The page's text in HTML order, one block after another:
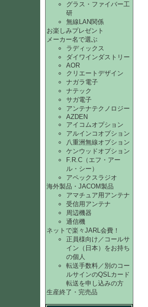
グラス・ファイバー工
研
無線LAN関係
お楽しみプレゼント
メーカー名で選ぶ
ラディックス
ダイワインダストリー
AOR
クリエートデザイン
ナガラ電子
ナテック
サガ電子
アンテナテクノロジー
AZDEN
アイコムオプション
アルインコオプション
八重洲無線オプション
ケンウッドオプション
F.R.C（エフ・アー
ル・シー）
アペックスラジオ
海外製品・JACOM製品
アマチュア用アンテナ
受信用アンテナ
周辺機器
通信機
ネットで楽々JARL会費！
正員様向け／コールサ
イン（日本）をお持ち
の個人
転送手数料／別のコー
ルサインのQSLカード
転送を申し込みの方
生産終了・完売品